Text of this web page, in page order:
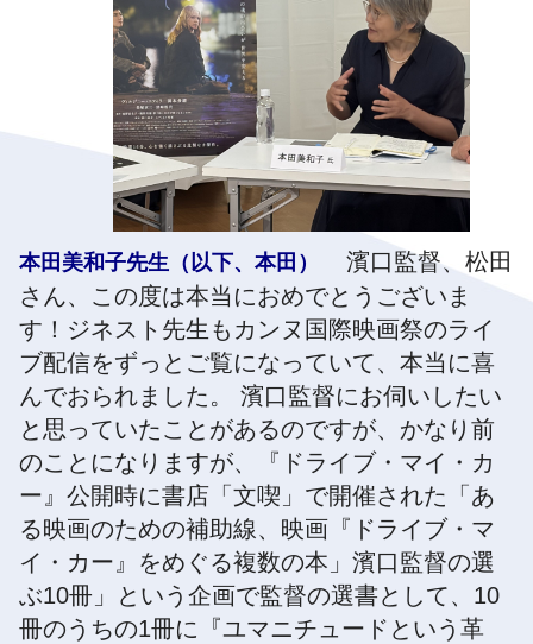
本田美和子先生（以下、本田）濱口監督、松田
さん、この度は本当におめでとうございま
す！ジネスト先生もカンヌ国際映画祭のライ
ブ配信をずっとご覧になっていて、本当に喜
んでおられました。 濱口監督にお伺いしたい
と思っていたことがあるのですが、かなり前
のことになりますが、『ドライブ・マイ・カ
ー』公開時に書店「文喫」で開催された「あ
る映画のための補助線、映画『ドライブ・マ
イ・カー』をめぐる複数の本」濱口監督の選
ぶ10冊」という企画で監督の選書として、10
冊のうちの1冊に『ユマニチュードという革